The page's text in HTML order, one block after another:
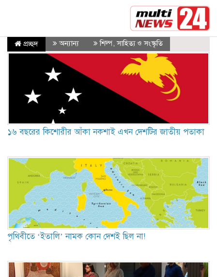
রাষ্ট্রপতির শপথ গ্রহণ অনুষ্ঠান আয়োজনে ৬ কমিটি
প্রচ্ছদ অন্যান্য শিল্প, সাহিত্য ও সংস্কৃতি
১৬ বছরের কিশোরীর আঁকা নকশাই এখন দেশটির জাতীয় পতাকা
পৃথিবীতে ‘ইতালি’ নামক কোন দেশই ছিল না!